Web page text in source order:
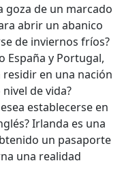
goza de un marcado
abrir un abanico
de inviernos fríos?
España y Portugal,
residir en una nación
de vida?
establecerse en
Irlanda es una
un pasaporte
una realidad